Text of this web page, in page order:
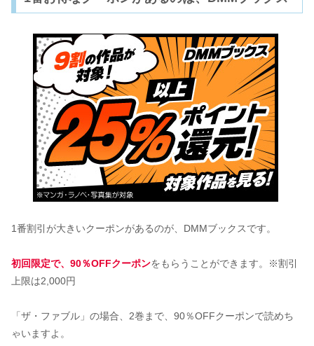
1番割引が大きいクーポンがあるのが、DMMブックスです。
初回限定で、90％OFFクーポンをもらうことができます。※割引
上限は2,000円
「ザ・ファブル」の場合、2巻まで、90％OFFクーポンで読めち
ゃいますよ。